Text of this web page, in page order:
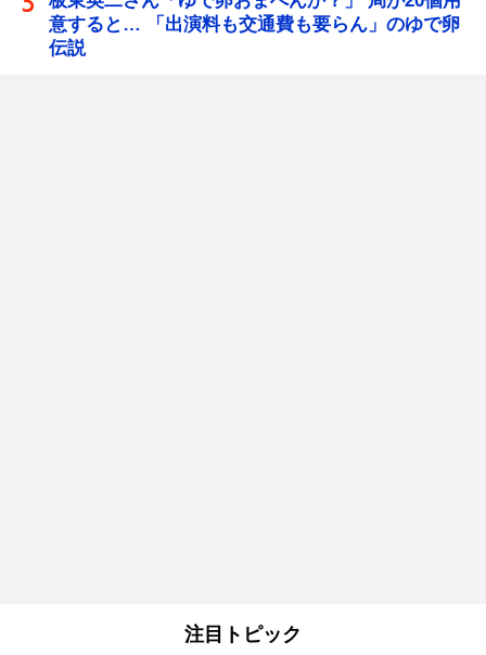
意すると… 「出演料も交通費も要らん」のゆで卵
伝説
注目トピック